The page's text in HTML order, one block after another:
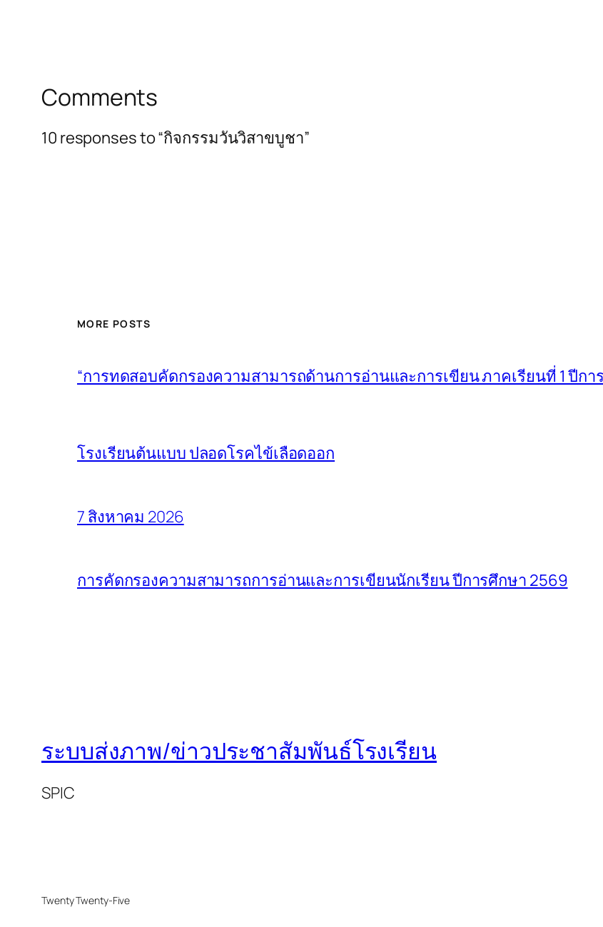
Comments
10 responses to “กิจกรรมวันวิสาขบูชา”
MORE POSTS
“การทดสอบคัดกรองความสามารถด้านการอ่านและการเขียน ภาคเรียนที่ 1 ปีกา
โรงเรียนต้นแบบ ปลอดโรคไข้เลือดออก
7 สิงหาคม 2026
การคัดกรองความสามารถการอ่านและการเขียนนักเรียน ปีการศึกษา 2569
ระบบส่งภาพ/ข่าวประชาสัมพันธ์โรงเรียน
SPIC
Twenty Twenty-Five